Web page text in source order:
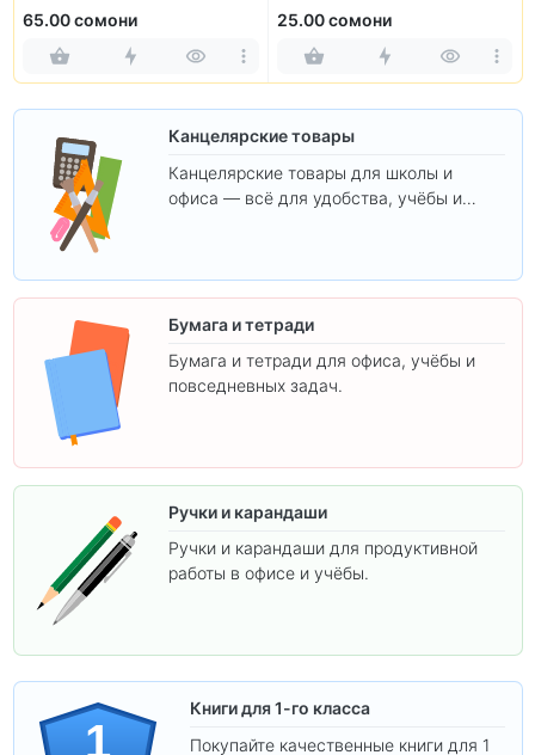
65.00 сомони
25.00 сомони
Канцелярские товары
Канцелярские товары для школы и
офиса — всё для удобства, учёбы и
Бумага и тетради
Бумага и тетради для офиса, учёбы и
повседневных задач.
Ручки и карандаши
Ручки и карандаши для продуктивной
работы в офисе и учёбы.
1
Книги для 1-го класса
Покупайте качественные книги для 1